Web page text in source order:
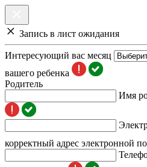
Запись в лист ожидания
Интересующий вас месяц
вашего ребенка
Родитель
Имя
корректный адрес электронной